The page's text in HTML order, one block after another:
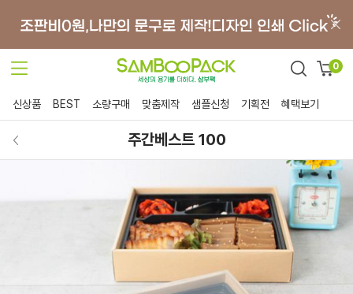
0
신상품 BEST 소량구매 맞춤제작 샘플신청 기획전 혜택보기
주간베스트 100